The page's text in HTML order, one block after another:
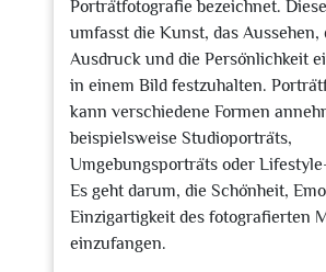
Porträtfotografie bezeichnet.
umfasst die Kunst, das Aussehen,
Ausdruck und die Persönlichkeit
in einem Bild festzuhalten.
kann verschiedene Formen
beispielsweise Studioporträts,
Umgebungsporträts oder
Es geht darum, die Schönheit,
Einzigartigkeit des fotografierten
einzufangen.